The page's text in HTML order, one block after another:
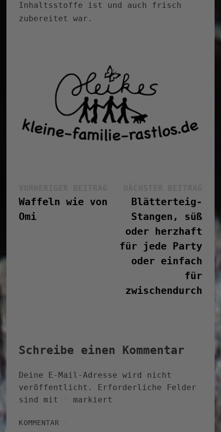
Inhaltsstoffe ist und auch frisch
zubereitet war.
Beitrag:
Waffeln wie von
Omi
Blätterteig-
Stangen, süß
oder herzhaft
für jede Party
oder einfach
für
zwischendurch
Schreibe einen Kommentar
Deine E-Mail-Adresse wird nicht
veröffentlicht.
Erforderliche Felder
sind mit
markiert
KOMMENTAR